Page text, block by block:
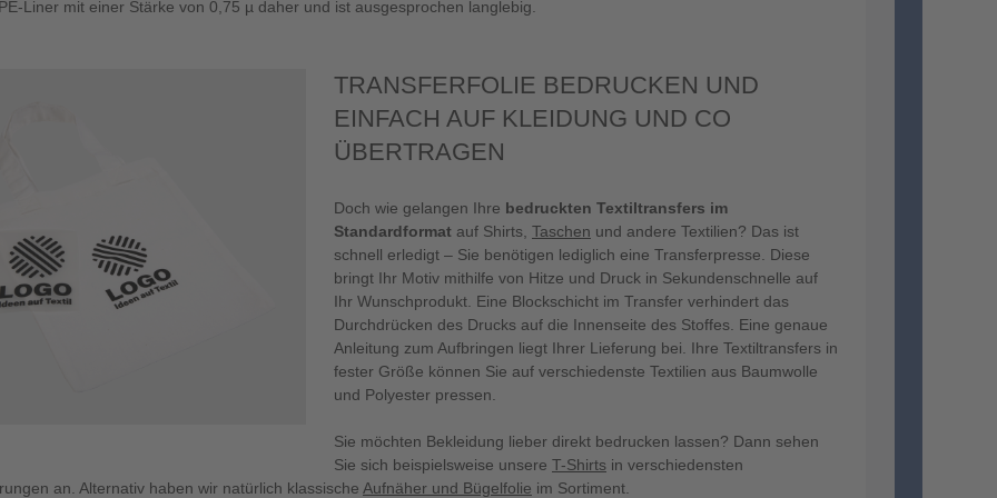
Liner mit einer Stärke von 0,75 µ daher und ist ausgesprochen langlebig.
TRANSFERFOLIE BEDRUCKEN UND
EINFACH AUF KLEIDUNG UND CO
ÜBERTRAGEN
Doch wie gelangen Ihre bedruckten Textiltransfers im
Standardformat auf Shirts, Taschen und andere Textilien? Das ist
schnell erledigt – Sie benötigen lediglich eine Transferpresse. Diese
bringt Ihr Motiv mithilfe von Hitze und Druck in Sekundenschnelle auf
Ihr Wunschprodukt. Eine Blockschicht im Transfer verhindert das
Durchdrücken des Drucks auf die Innenseite des Stoffes. Eine genaue
Anleitung zum Aufbringen liegt Ihrer Lieferung bei. Ihre Textiltransfers in
fester Größe können Sie auf verschiedenste Textilien aus Baumwolle
und Polyester pressen.
Sie möchten Bekleidung lieber direkt bedrucken lassen? Dann sehen
Sie sich beispielsweise unsere T-Shirts in verschiedensten
an. Alternativ haben wir natürlich klassische Aufnäher und Bügelfolie im Sortiment.